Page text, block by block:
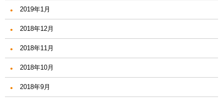
2019年1月
2018年12月
2018年11月
2018年10月
2018年9月